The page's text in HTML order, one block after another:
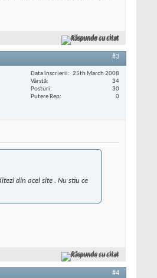
Răspunde cu citat
#3
Data înscrierii
25th March 2008
Vârstă
34
Posturi
30
Putere Rep
0
din acel site . Nu stiu ce
Răspunde cu citat
#4